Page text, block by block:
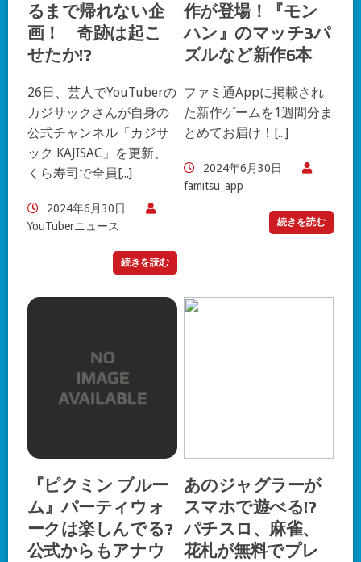
るまで帰れない企
画！ 奇跡は起こ
せたか!?
26日、芸人でYouTuberの
カジサックさんが自身の
公式チャンネル「カジサ
ック KAJISAC」を更新、
くら寿司で全員[...]
2024年6月30日
YouTuberニュース
続きを読む
作が登場！『モン
ハン』のマッチ3パ
ズルなど新作6本
ファミ通Appに掲載され
た新作ゲームを1週間分ま
とめてお届け！[...]
2024年6月30日
famitsu_app
続きを読む
『ピクミン ブルー
ム』パーティウォ
ークは楽しんでる?
公式からもアナウ
あのジャグラーが
スマホで遊べる!?
パチスロ、麻雀、
花札が無料でプレ